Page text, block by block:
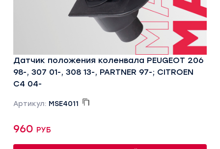
Датчик положения коленвала PEUGEOT 206
98-, 307 01-, 308 13-, PARTNER 97-; CITROEN
C4 04-
Артикул: MSE4011
960 руб